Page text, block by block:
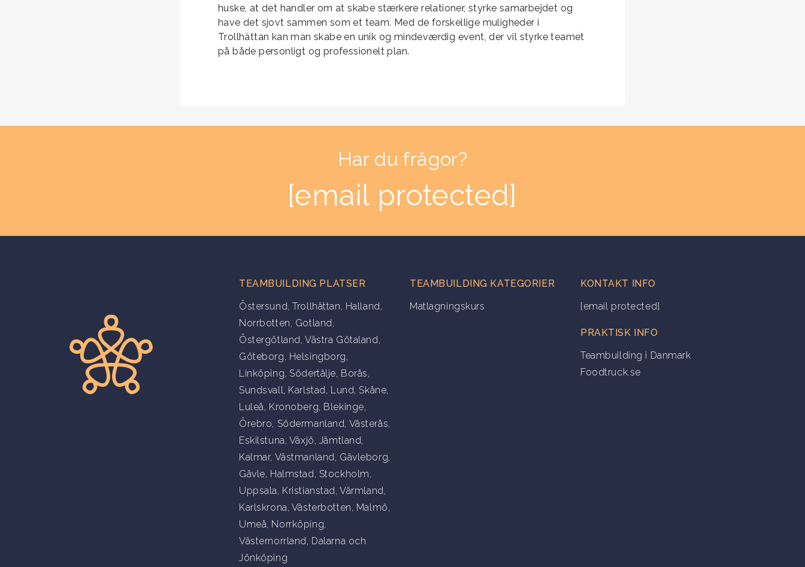
huske, at det handler om at skabe stærkere relationer, styrke samarbejdet og
have det sjovt sammen som et team. Med de forskellige muligheder i
Trollhättan kan man skabe en unik og mindeværdig event, der vil styrke teamet
på både personligt og professionelt plan.
Har du frågor?
[email protected]
TEAMBUILDING PLATSER
Östersund,Trollhättan, Halland,
Norrbotten, Gotland,
Östergötland, Västra Götaland,
Göteborg, Helsingborg,
Linköping, Södertälje, Borås,
Sundsvall, Karlstad, Lund, Skåne,
Luleå, Kronoberg, Blekinge,
Örebro, Södermanland, Västerås,
Eskilstuna, Växjö, Jämtland,
Kalmar, Västmanland, Gävleborg,
Gävle, Halmstad, Stockholm,
Uppsala, Kristianstad,Värmland,
Karlskrona, Västerbotten, Malmö,
Umeå, Norrköping,
Västernorrland, Dalarna och
Jönköping
TEAMBUILDING KATEGORIER
Matlagningskurs
KONTAKT INFO
[email protected]
PRAKTISK INFO
Teambuilding i Danmark
Foodtruck.se